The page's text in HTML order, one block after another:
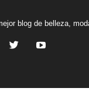
blog de belleza,